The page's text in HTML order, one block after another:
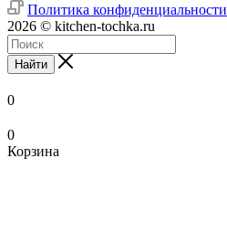
Политика конфиденциальности
2026 © kitchen-tochka.ru
Найти
0
0
Корзина